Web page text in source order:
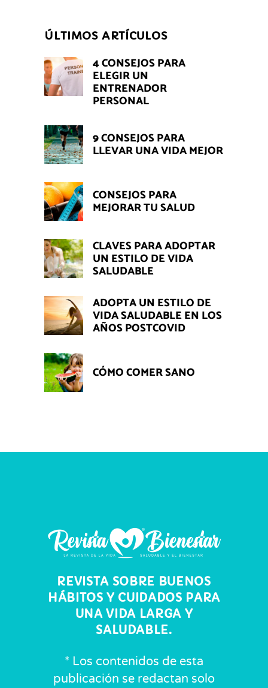
ÚLTIMOS ARTÍCULOS
4 CONSEJOS PARA
ELEGIR UN
ENTRENADOR
PERSONAL
9 CONSEJOS PARA
LLEVAR UNA VIDA MEJOR
CONSEJOS PARA
MEJORAR TU SALUD
CLAVES PARA ADOPTAR
UN ESTILO DE VIDA
SALUDABLE
ADOPTA UN ESTILO DE
VIDA SALUDABLE EN LOS
AÑOS POSTCOVID
CÓMO COMER SANO
REVISTA SOBRE BUENOS
HÁBITOS Y CUIDADOS PARA
UNA VIDA LARGA Y
SALUDABLE.
* Los contenidos de esta
publicación se redactan solo